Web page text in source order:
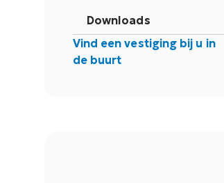
Downloads
Vind een vestiging bij u in
de buurt